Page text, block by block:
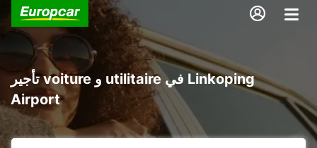
تأجير voiture و utilitaire في Linkoping
Airport